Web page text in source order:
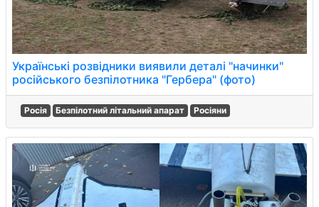
Українські розвідники виявили деталі "начинки"
російського безпілотника "Гербера" (фото)
Росія Безпілотний літальний апарат Росіяни